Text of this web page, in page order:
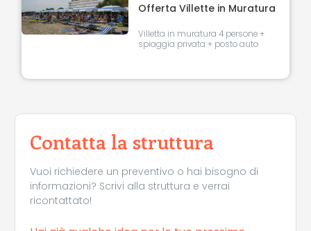
Offerta Villette in Muratura
Villetta in muratura 4 persone +
spiaggia privata + posto auto
Contatta la struttura
Vuoi richiedere un preventivo o hai bisogno di
informazioni? Scrivi alla struttura e verrai
ricontattato!